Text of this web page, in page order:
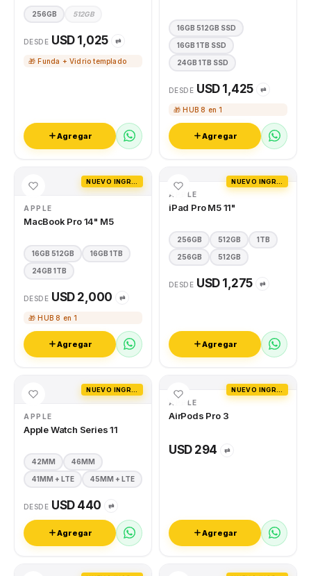
256GB 512GB
DESDE USD 1,025 ⇄
🎁 Funda + Vidrio templado
Agregar
16GB 512GB SSD
16GB 1TB SSD
24GB 1TB SSD
DESDE USD 1,425 ⇄
🎁 HUB 8 en 1
Agregar
APPLE
MacBook Pro 14" M5
16GB 512GB 16GB 1TB
24GB 1TB
DESDE USD 2,000 ⇄
🎁 HUB 8 en 1
Agregar
APPLE
iPad Pro M5 11"
256GB 512GB 1TB
256GB 512GB
DESDE USD 1,275 ⇄
Agregar
APPLE
Apple Watch Series 11
42MM 46MM
41MM + LTE 45MM + LTE
DESDE USD 440 ⇄
Agregar
APPLE
AirPods Pro 3
USD 294 ⇄
Agregar